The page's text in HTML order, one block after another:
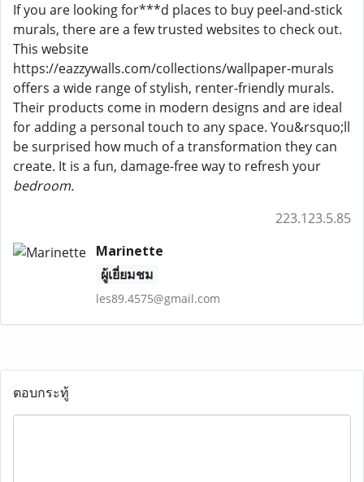
If you are looking for***d places to buy peel-and-stick
murals, there are a few trusted websites to check out.
This website
https://eazzywalls.com/collections/wallpaper-murals
offers a wide range of stylish, renter-friendly murals.
Their products come in modern designs and are ideal
for adding a personal touch to any space. You&rsquo;ll
be surprised how much of a transformation they can
create. It is a fun, damage-free way to refresh your
bedroom.
223.123.5.85
Marinette
ผู้เยี่ยมชม
les89.4575@gmail.com
ตอบกระทู้